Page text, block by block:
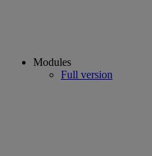
Modules
Full version